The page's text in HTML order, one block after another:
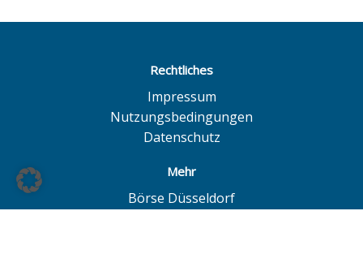
Rechtliches
Impressum
Nutzungsbedingungen
Datenschutz
Mehr
Börse Düsseldorf